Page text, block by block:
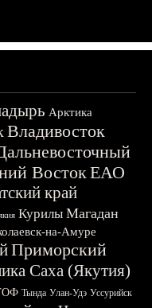
Арктика
Владивосток
ВостокЕАО
край
Курилы Магадан
на-Амуре
Приморский
Саха (Якутия)
Тында Улан-Удэ Уссурийск